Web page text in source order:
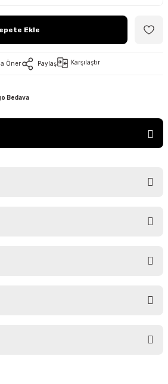
Ekle
Öner Paylaş Karşılaştır
Bedava
öneri formunu kullanarak tarafımıza